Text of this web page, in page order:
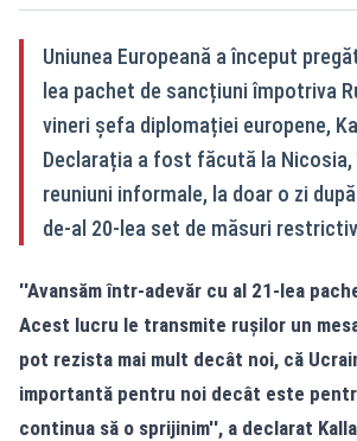
Uniunea Europeană a început
lea pachet de sancțiuni împotriva
vineri șefa diplomației europene,
Declarația a fost făcută la Nicosia,
reuniuni informale, la doar o zi
de-al 20-lea set de măsuri
''Avansăm într-adevăr cu al 21-lea
Acest lucru le transmite rușilor un
pot rezista mai mult decât noi, că
importantă pentru noi decât este
continua să o sprijinim'', a declarat